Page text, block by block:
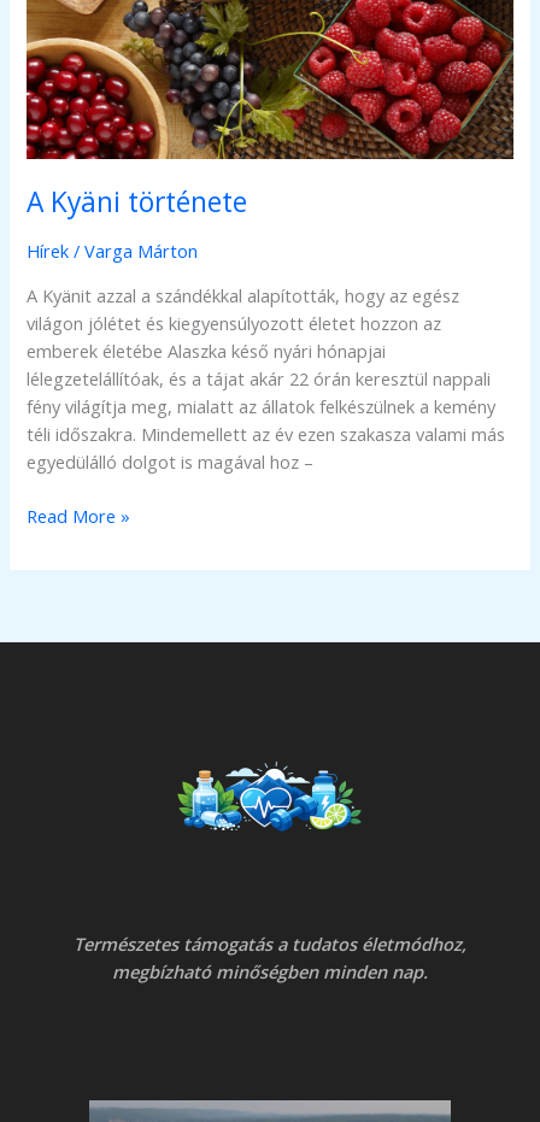
A Kyäni története
Hírek /Varga Márton
A Kyänit azzal a szándékkal alapították, hogy az egész
világon jólétet és kiegyensúlyozott életet hozzon az
emberek életébe Alaszka késő nyári hónapjai
lélegzetelállítóak, és a tájat akár 22 órán keresztül nappali
fény világítja meg, mialatt az állatok felkészülnek a kemény
téli időszakra. Mindemellett az év ezen szakasza valami más
egyedülálló dolgot is magával hoz –
A
története
Read More »
Természetes támogatás a tudatos életmódhoz,
megbízható minőségben minden nap.